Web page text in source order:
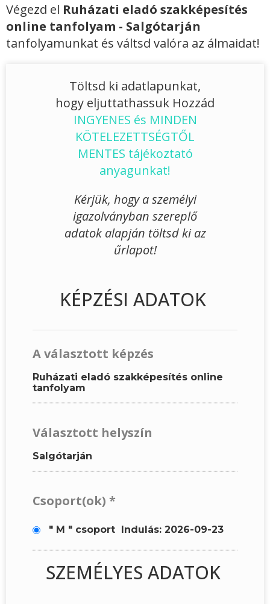
Végezd el Ruházati eladó szakképesítés
online tanfolyam - Salgótarján
tanfolyamunkat és váltsd valóra az álmaidat!
Töltsd ki adatlapunkat,
hogy eljuttathassuk Hozzád
INGYENES és MINDEN
KÖTELEZETTSÉGTŐL
MENTES tájékoztató
anyagunkat!
Kérjük, hogy a személyi
igazolványban szereplő
adatok alapján töltsd ki az
űrlapot!
KÉPZÉSI ADATOK
A választott képzés
Ruházati eladó szakképesítés online
tanfolyam
Választott helyszín
Salgótarján
Csoport(ok) *
" M " csoport Indulás: 2026-09-23
SZEMÉLYES ADATOK